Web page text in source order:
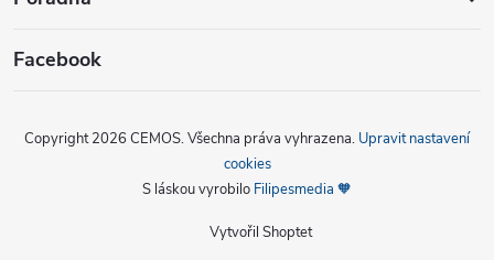
Facebook
Vytvořil Shoptet
Copyright 2026 CEMOS. Všechna práva vyhrazena. Upravit nastavení
cookies
S láskou vyrobilo Filipesmedia 🧡